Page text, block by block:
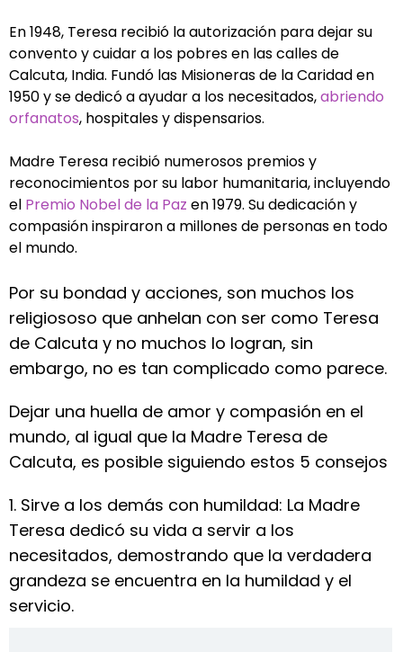
En 1948, Teresa recibió la autorización para dejar su
convento y cuidar a los pobres en las calles de
Calcuta, India. Fundó las Misioneras de la Caridad en
1950 y se dedicó a ayudar a los necesitados,abriendo
orfanatos, hospitales y dispensarios.
Madre Teresa recibió numerosos premios y
reconocimientos por su labor humanitaria, incluyendo
el Premio Nobel de la Paz en 1979. Su dedicación y
compasión inspiraron a millones de personas en todo
el mundo.
Por su bondad y acciones, son muchos los
religiososo que anhelan con ser como Teresa
de Calcuta y no muchos lo logran, sin
embargo, no es tan complicado como parece.
Dejar una huella de amor y compasión en el
mundo, al igual que la Madre Teresa de
Calcuta, es posible siguiendo estos 5 consejos
1. Sirve a los demás con humildad: La Madre
Teresa dedicó su vida a servir a los
necesitados, demostrando que la verdadera
grandeza se encuentra en la humildad y el
servicio.